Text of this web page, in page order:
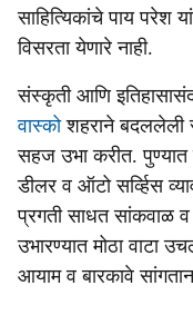
साहित्यिकांचे पाय परेश
विसरता येणारे नाही.
संस्कृती आणि
वास्कोशहराने बदललेली
सहज उभा करीत.
डीलर व ऑटो सर्व्हिस
प्रगती साधत सांकवाळ व
उभारण्यात मोठा वाटा
आयाम व बारकावे